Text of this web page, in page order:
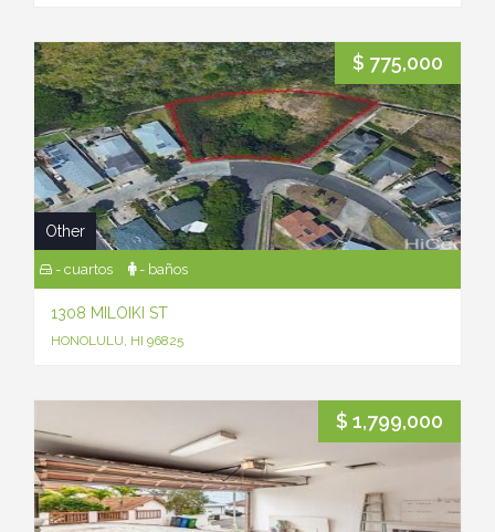
$ 775,000
Other
- cuartos - baños
1308 MILOIKI ST
HONOLULU, HI 96825
$ 1,799,000